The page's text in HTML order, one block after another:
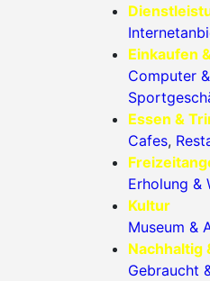
Einkaufen
Computer
Essen &
Cafes,
Erholung &
Kultur
Museum &
Nachhaltig
Gebraucht